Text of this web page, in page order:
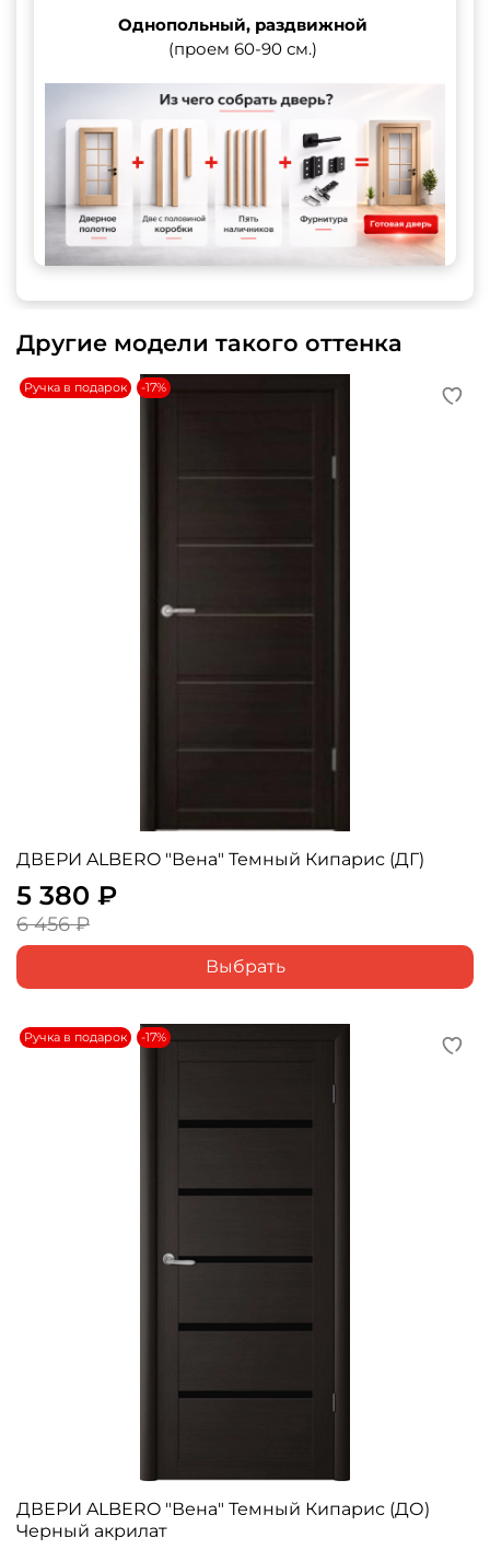
Однопольный, раздвижной
(проем 60-90 см.)
Другие модели такого оттенка
Ручка в подарок -17%
ДВЕРИ ALBERO "Вена" Темный Кипарис (ДГ)
5 380 ₽
6 456 ₽
Выбрать
Ручка в подарок -17%
ДВЕРИ ALBERO "Вена" Темный Кипарис (ДО)
Черный акрилат